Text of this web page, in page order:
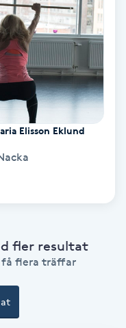
Elisson Eklund
fler resultat
få flera träffar